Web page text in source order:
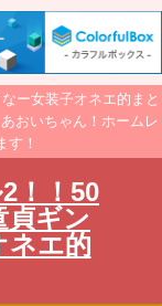
ー女装子オネエ的まと
おいちゃん！ホームレ
す！
！！50
貞ギン
ネエ的